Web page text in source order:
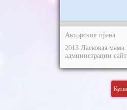
Авторские права
2013 Ласковая
администрации